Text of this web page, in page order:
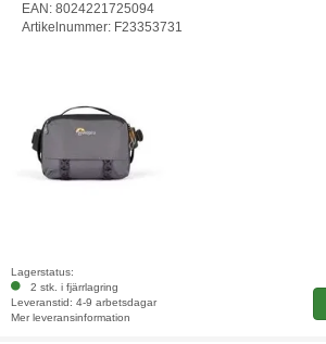
EAN: 8024221725094
Artikelnummer: F23353731
Lagerstatus:
2 stk. i fjärrlagring
Leveranstid: 4-9 arbetsdagar
Mer leveransinformation